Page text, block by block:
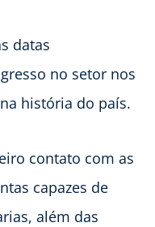
datas
no setor nos
história do país.
contato com as
capazes de
além das